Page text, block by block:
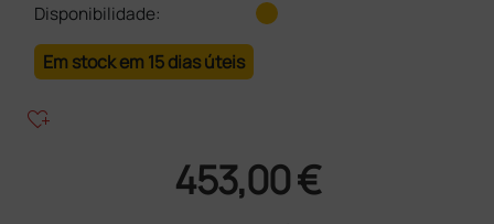
Disponibilidade:
Em stock em 15 dias úteis
heart_plus
453,00 €